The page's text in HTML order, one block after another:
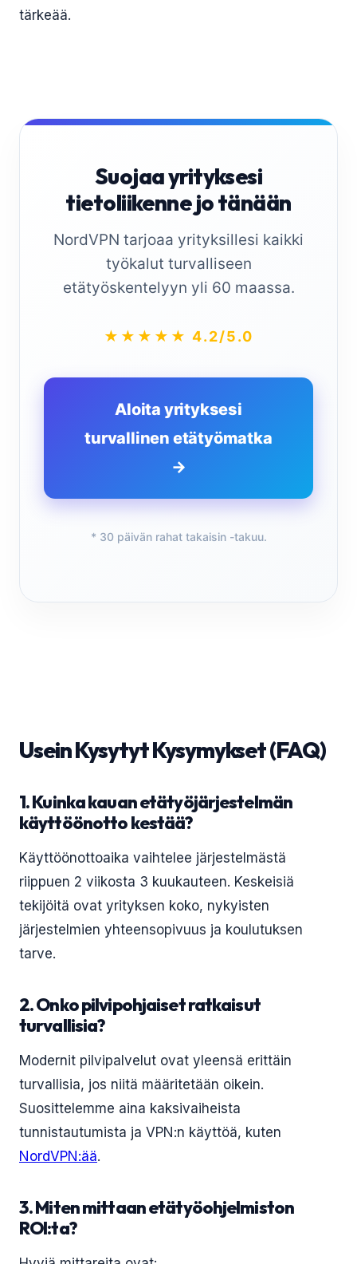
tärkeää.
Suojaa yrityksesi
tietoliikenne jo tänään
NordVPN tarjoaa yrityksillesi kaikki
työkalut turvalliseen
etätyöskentelyyn yli 60 maassa.
★★★★★ 4.2/5.0
Aloita yrityksesi
turvallinen etätyömatka
→
* 30 päivän rahat takaisin -takuu.
Usein Kysytyt Kysymykset (FAQ)
1. Kuinka kauan etätyöjärjestelmän
käyttöönotto kestää?
Käyttöönottoaika vaihtelee järjestelmästä
riippuen 2 viikosta 3 kuukauteen. Keskeisiä
tekijöitä ovat yrityksen koko, nykyisten
järjestelmien yhteensopivuus ja koulutuksen
tarve.
2. Onko pilvipohjaiset ratkaisut
turvallisia?
Modernit pilvipalvelut ovat yleensä erittäin
turvallisia, jos niitä määritetään oikein.
Suosittelemme aina kaksivaiheista
tunnistautumista ja VPN:n käyttöä, kuten
NordVPN:ää.
3. Miten mittaan etätyöohjelmiston
ROI:ta?